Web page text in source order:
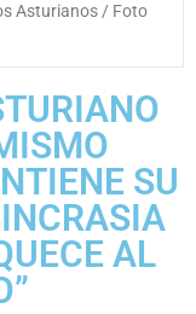
Asturianos / Foto
SU
AL